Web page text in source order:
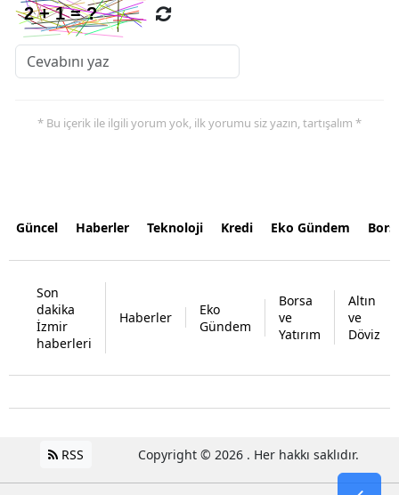
* Bu içerik ile ilgili yorum yok, ilk yorumu siz yazın, tartışalım *
Güncel Haberler Teknoloji Kredi Eko Gündem
Son
dakika
İzmir
haberleri
Haberler
Eko
Gündem
Borsa
ve
Yatırım
Altın
ve
Döviz
RSS Copyright © 2026 . Her hakkı saklıdır.